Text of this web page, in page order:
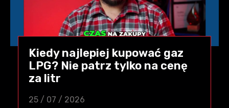
Kiedy najlepiej kupować gaz
LPG? Nie patrz tylko na cenę
za litr
25 / 07 / 2026